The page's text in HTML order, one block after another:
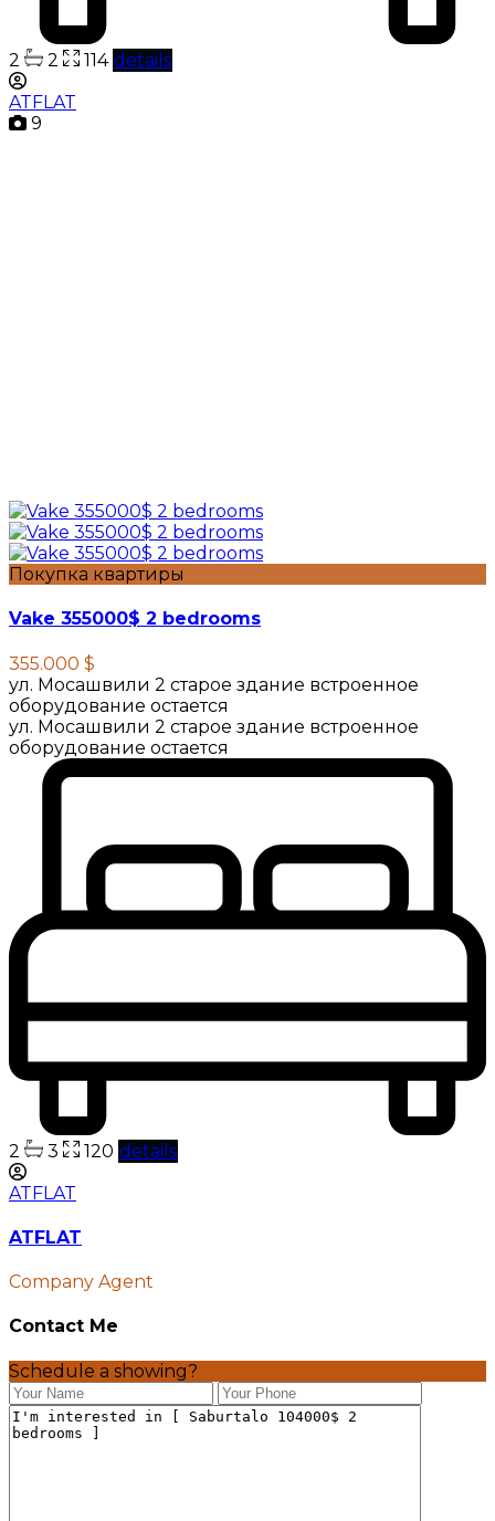
2 2 114 details
ATFLAT
9
Покупка квартиры
Vake 355000$ 2 bedrooms
355.000 $
ул. Мосашвили 2 старое здание встроенное
оборудование остается
ул. Мосашвили 2 старое здание встроенное
оборудование остается
2 3 120 details
ATFLAT
ATFLAT
Company Agent
Contact Me
Schedule a showing?